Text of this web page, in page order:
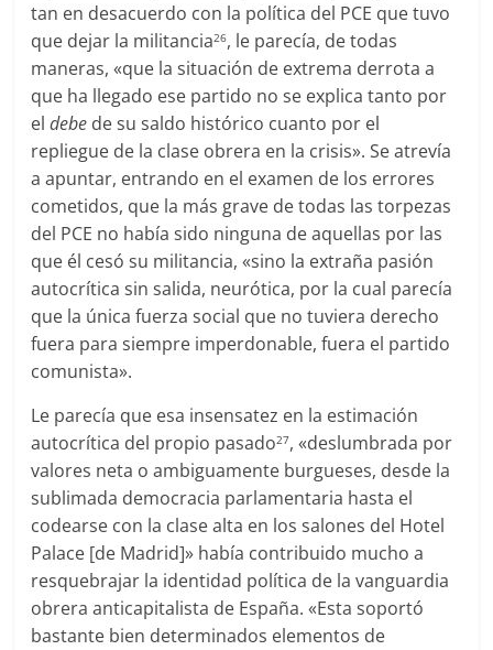
tan en desacuerdo con la política del PCE que tuvo
que dejar la militancia26, le parecía, de todas
maneras, «que la situación de extrema derrota a
que ha llegado ese partido no se explica tanto por
eldebe de su saldo histórico cuanto por el
repliegue de la clase obrera en la crisis». Se atrevía
a apuntar, entrando en el examen de los errores
cometidos, que la más grave de todas las torpezas
del PCE no había sido ninguna de aquellas por las
que él cesó su militancia, «sino la extraña pasión
autocrítica sin salida, neurótica, por la cual parecía
que la única fuerza social que no tuviera derecho
fuera para siempre imperdonable, fuera el partido
comunista».
Le parecía que esa insensatez en la estimación
autocrítica del propio pasado27, «deslumbrada por
valores neta o ambiguamente burgueses, desde la
sublimada democracia parlamentaria hasta el
codearse con la clase alta en los salones del Hotel
Palace [de Madrid]» había contribuido mucho a
resquebrajar la identidad política de la vanguardia
obrera anticapitalista de España. «Esta soportó
bastante bien determinados elementos de